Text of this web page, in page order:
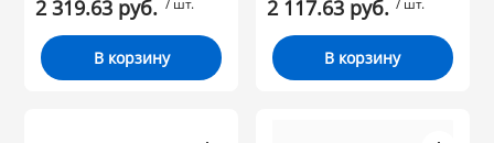
2 319.63 руб.
В корзину
2 117.63 руб.
В корзину